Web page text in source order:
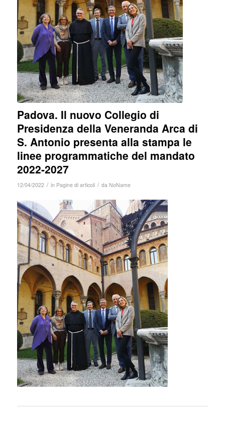
Padova. Il nuovo Collegio di
Presidenza della Veneranda Arca di
S. Antonio presenta alla stampa le
linee programmatiche del mandato
2022-2027
12/04/2022 / in Pagine di articoli / da NoName